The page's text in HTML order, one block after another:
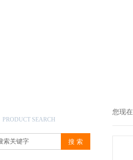
PRODUCT SEARCH
您现